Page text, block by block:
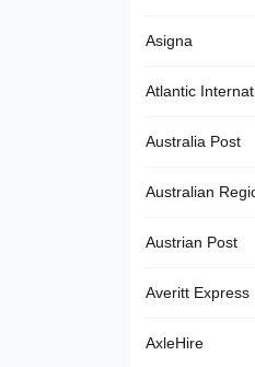
Asigna
Atlantic
Australia Post
Australian
Austrian Post
Averitt Express
AxleHire